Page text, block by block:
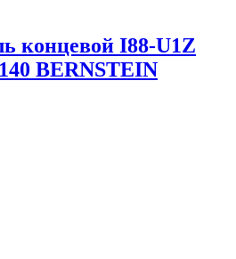
концевой I88-U1Z
BERNSTEIN